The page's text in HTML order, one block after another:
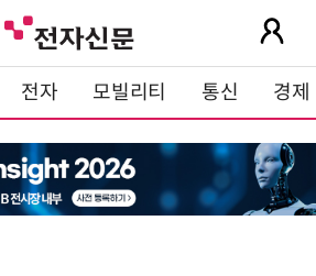
전자 모빌리티 통신 경제